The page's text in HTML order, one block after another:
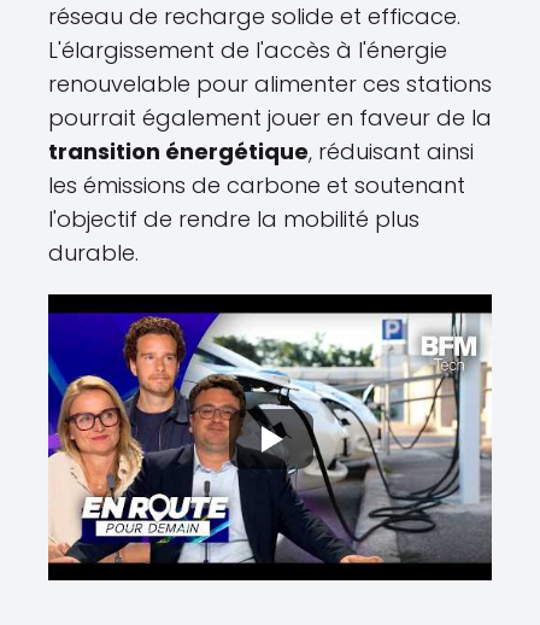
réseau de recharge solide et efficace.
L'élargissement de l'accès à l'énergie
renouvelable pour alimenter ces stations
pourrait également jouer en faveur de la
transition énergétique, réduisant ainsi
les émissions de carbone et soutenant
l'objectif de rendre la mobilité plus
durable.